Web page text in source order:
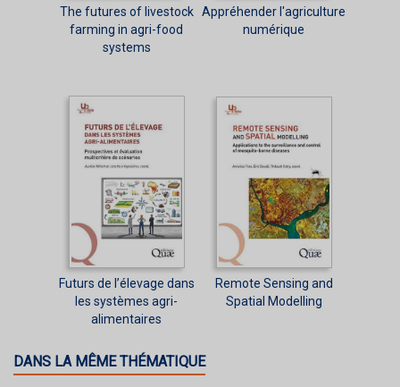
The futures of livestock
farming in agri-food
systems
Appréhender l'agriculture
numérique
Futurs de l’élevage dans
les systèmes agri-
alimentaires
Remote Sensing and
Spatial Modelling
DANS LA MÊME THÉMATIQUE